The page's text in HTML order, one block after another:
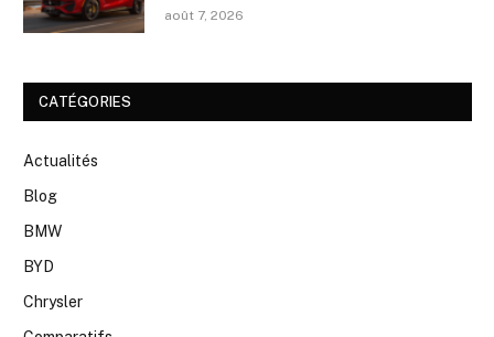
août 7, 2026
CATÉGORIES
Actualités
Blog
BMW
BYD
Chrysler